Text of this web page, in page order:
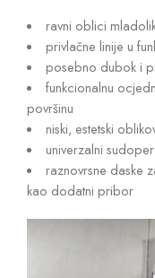
ravni oblici
privlačne linije u
posebno dubok i
funkcionalnu
površinu
niski, estetski
univerzalni
raznovrsne daske
kao dodatni pribor